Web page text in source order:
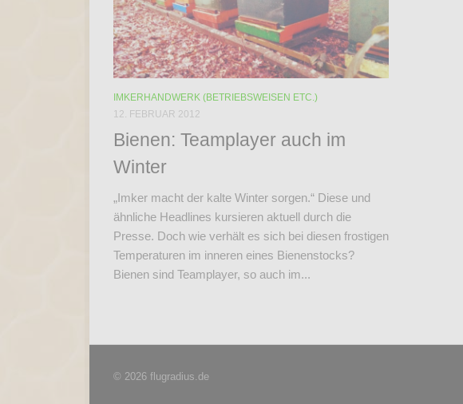
IMKERHANDWERK (BETRIEBSWEISEN ETC.)
12. FEBRUAR 2012
Bienen: Teamplayer auch im
Winter
„Imker macht der kalte Winter sorgen.“ Diese und
ähnliche Headlines kursieren aktuell durch die
Presse. Doch wie verhält es sich bei diesen frostigen
Temperaturen im inneren eines Bienenstocks?
Bienen sind Teamplayer, so auch im...
© 2026 flugradius.de